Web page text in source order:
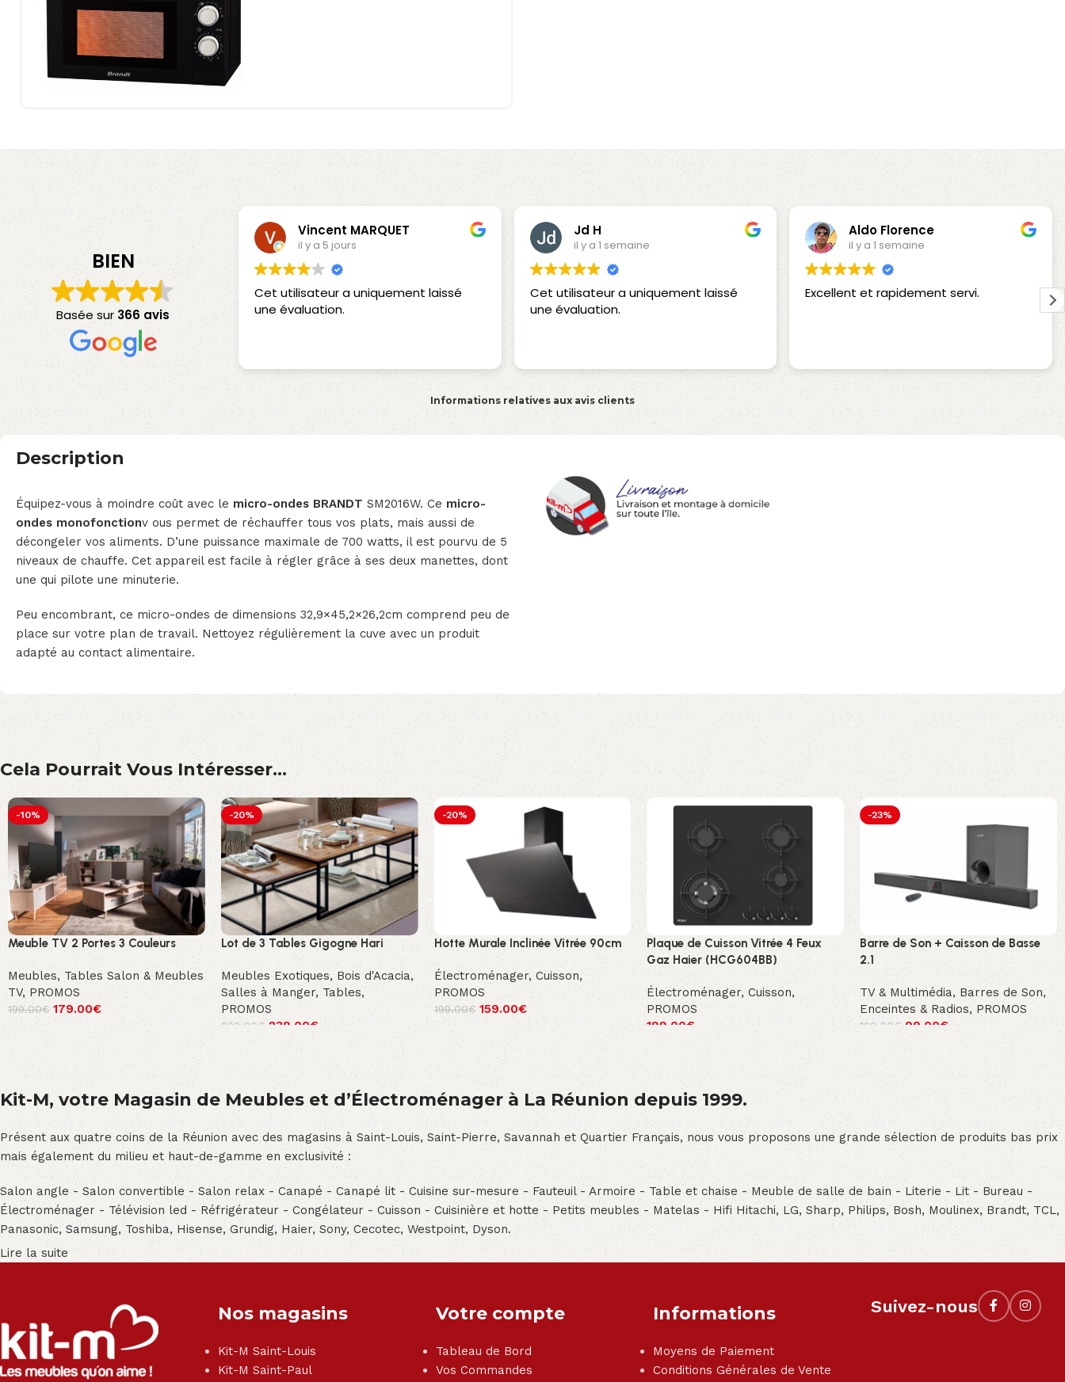
BIEN
Basée sur 366 avis
Vincent MARQUET
il y a 5 jours
Cet utilisateur a uniquement laissé
une évaluation.
Jd H
il y a 1 semaine
Cet utilisateur a uniquement laissé
une évaluation.
Aldo Florence
il y a 1 semaine
Excellent et rapidement servi.
Informations relatives aux avis clients
Description
Équipez-vous à moindre coût avec le micro-ondes BRANDT SM2016W. Ce micro-
ondes monofonctionv ous permet de réchauffer tous vos plats, mais aussi de
décongeler vos aliments. D’une puissance maximale de 700 watts, il est pourvu de 5
niveaux de chauffe. Cet appareil est facile à régler grâce à ses deux manettes, dont
une qui pilote une minuterie.
Peu encombrant, ce micro-ondes de dimensions 32,9×45,2×26,2cm comprend peu de
place sur votre plan de travail. Nettoyez régulièrement la cuve avec un produit
adapté au contact alimentaire.
Cela Pourrait Vous Intéresser...
-10%
Meuble TV 2 Portes 3 Couleurs
Meubles, Tables Salon & Meubles
TV, PROMOS
199.00€ 179.00€
-20%
Lot de 3 Tables Gigogne Hari
Meubles Exotiques, Bois d'Acacia,
Salles à Manger, Tables,
PROMOS
299.00€ 239.00€
-20%
Hotte Murale Inclinée Vitrée 90cm
Électroménager, Cuisson,
PROMOS
199.00€ 159.00€
Plaque de Cuisson Vitrée 4 Feux
Gaz Haier (HCG604BB)
Électroménager,Cuisson,
PROMOS
199.00€
-23%
Barre de Son + Caisson de Basse
2.1
TV & Multimédia, Barres de Son,
Enceintes & Radios, PROMOS
129.00€ 99.00€
Kit-M, votre Magasin de Meubles et d’Électroménager à La Réunion depuis 1999.
Présent aux quatre coins de la Réunion avec des magasins à Saint-Louis, Saint-Pierre, Savannah et Quartier Français, nous vous proposons une grande sélection de produits bas prix
mais également du milieu et haut-de-gamme en exclusivité :
Salon angle - Salon convertible - Salon relax - Canapé - Canapé lit - Cuisine sur-mesure - Fauteuil - Armoire - Table et chaise - Meuble de salle de bain - Literie - Lit - Bureau -
Électroménager - Télévision led - Réfrigérateur - Congélateur - Cuisson - Cuisinière et hotte - Petits meubles - Matelas - Hifi Hitachi, LG, Sharp, Philips, Bosh, Moulinex, Brandt, TCL,
Panasonic, Samsung, Toshiba, Hisense, Grundig, Haier, Sony, Cecotec, Westpoint, Dyson.
Lire la suite
Nos magasins
Kit-M Saint-Louis
Kit-M Saint-Paul
Votre compte
Tableau de Bord
Vos Commandes
Informations
Moyens de Paiement
Conditions Générales de Vente
Suivez-nous